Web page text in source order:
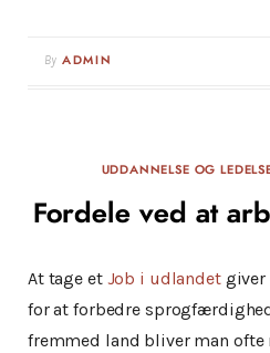
By ADMIN
UDDANNELSE OG
Fordele ved at
At tage et Job i udlandetgiver
for at forbedre
fremmed land bliver man